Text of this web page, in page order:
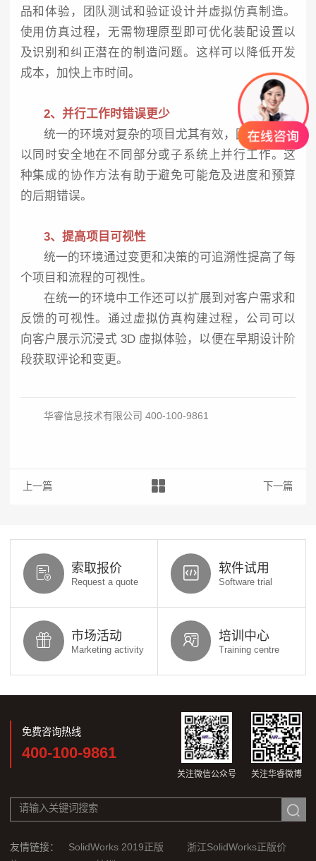
品和体验，团队测试和验证设计并虚拟仿真制造。
使用仿真过程，无需物理原型即可优化装配设置以
及识别和纠正潜在的制造问题。这样可以降低开发
成本，加快上市时间。
2、并行工作时错误更少
统一的环境对复杂的项目尤其有效，因为人们可
以同时安全地在不同部分或子系统上并行工作。这
种集成的协作方法有助于避免可能危及进度和预算
的后期错误。
3、提高项目可视性
统一的环境通过变更和决策的可追溯性提高了每
个项目和流程的可视性。
在统一的环境中工作还可以扩展到对客户需求和
反馈的可视性。通过虚拟仿真构建过程，公司可以
向客户展示沉浸式 3D 虚拟体验，以便在早期设计阶
段获取评论和变更。
华睿信息技术有限公司 400-100-9861
上一篇：3DEXPERIENCE 2023 打开您的全新视界 下一篇：
索取报价
Request a quote
软件试用
Software trial
市场活动
Marketing activity
培训中心
Training centre
免费咨询热线
400-100-9861
关注微信公众号 关注华睿微博
友情链接： SolidWorks 2019正版
浙江SolidWorks正版价